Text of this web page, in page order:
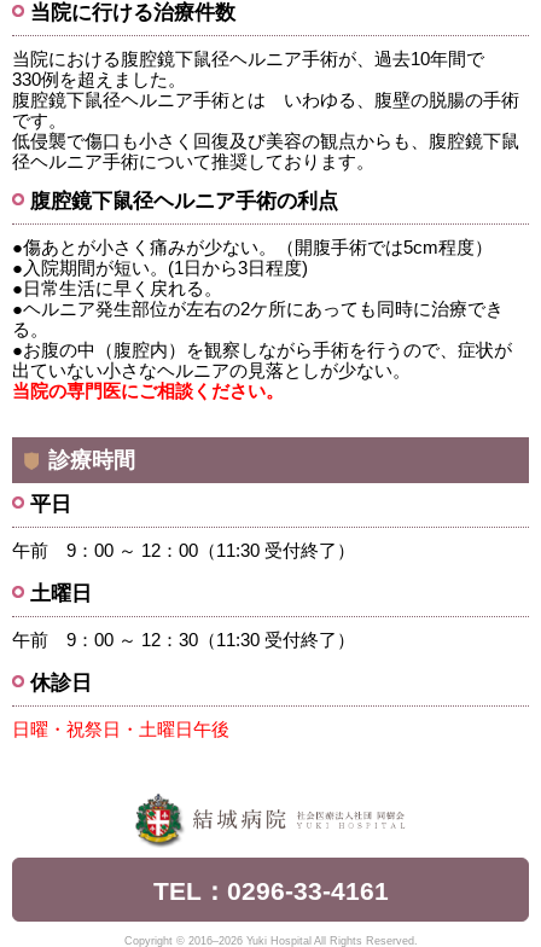
当院に行ける治療件数
当院における腹腔鏡下鼠径ヘルニア手術が、過去10年間で
330例を超えました。
腹腔鏡下鼠径ヘルニア手術とは いわゆる、腹壁の脱腸の手術
です。
低侵襲で傷口も小さく回復及び美容の観点からも、腹腔鏡下鼠
径ヘルニア手術について推奨しております。
腹腔鏡下鼠径ヘルニア手術の利点
●傷あとが小さく痛みが少ない。（開腹手術では5cm程度）
●入院期間が短い。(1日から3日程度)
●日常生活に早く戻れる。
●ヘルニア発生部位が左右の2ケ所にあっても同時に治療でき
る。
●お腹の中（腹腔内）を観察しながら手術を行うので、症状が
出ていない小さなヘルニアの見落としが少ない。
当院の専門医にご相談ください。
診療時間
平日
午前 9：00 ～ 12：00（11:30 受付終了）
土曜日
午前 9：00 ～ 12：30（11:30 受付終了）
休診日
日曜・祝祭日・土曜日午後
TEL：0296-33-4161
Copyright © 2016–2026 Yuki Hospital All Rights Reserved.